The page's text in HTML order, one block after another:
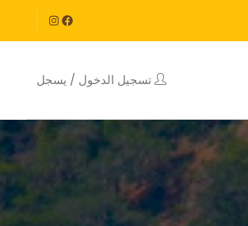
تسجيل الدخول / يسجل